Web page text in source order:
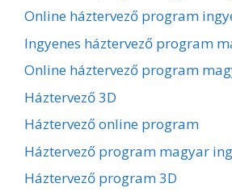
Online háztervező program
Ingyenes háztervező program
Online háztervező program
Háztervező 3D
Háztervező online program
Háztervező program magyar
Háztervező program 3D